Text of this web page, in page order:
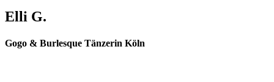
Elli G.
Gogo & Burlesque Tänzerin Köln